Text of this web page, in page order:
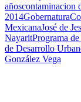
añoscontaminacion
2014Gobernatura
MexicanaJosé de
NayaritPrograma
de Desarrollo
González Vega